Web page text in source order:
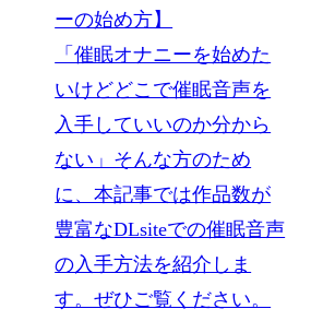
ーの始め方】
「催眠オナニーを始めた
いけどどこで催眠音声を
入手していいのか分から
ない」そんな方のため
に、本記事では作品数が
豊富なDLsiteでの催眠音声
の入手方法を紹介しま
す。ぜひご覧ください。